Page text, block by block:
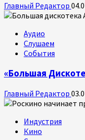
Главный Редактор
Аудио
Слушаем
События
«Большая
Главный Редактор
Индустрия
Кино